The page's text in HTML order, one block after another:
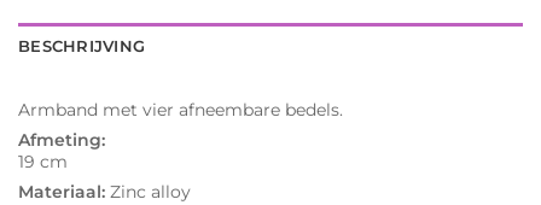
BESCHRIJVING
Armband met vier afneembare bedels.
Afmeting:
19 cm
Materiaal: Zinc alloy